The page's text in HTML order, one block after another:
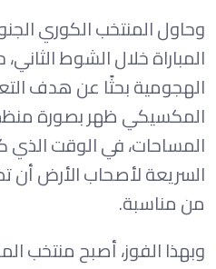
وحاول المنتخب الكوري
المباراة خلال الشوط
الهجومية بحثًا عن هدف
المكسيكي ظهر بصورة
المساحات، في الوقت الذي
السريعة لأصحاب الأرض أن
من مناسبة.
وبهذا الفوز، أصبح منتخب